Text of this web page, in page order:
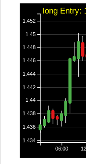
06:00
1.434
1.436
1.438
1.44
1.442
1.444
1.446
1.448
1.45
1.452
long Entry: